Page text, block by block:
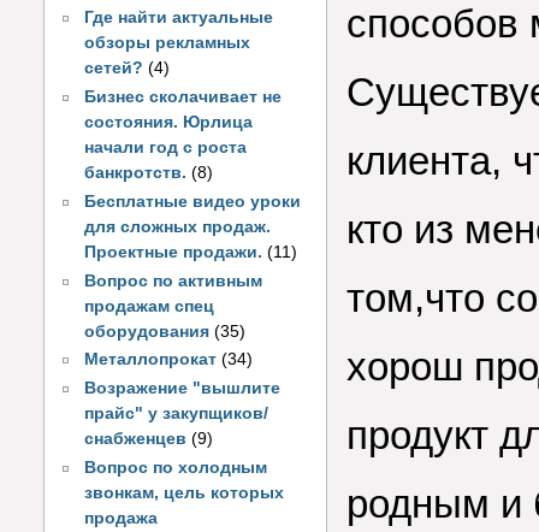
Где найти актуальные
обзоры рекламных
сетей? (4)
Бизнес сколачивает не
состояния. Юрлица
начали год с роста
банкротств. (8)
Бесплатные видео уроки
для сложных продаж.
Проектные продажи. (11)
Вопрос по активным
продажам спец
оборудования (35)
Металлопрокат (34)
Возражение "вышлите
прайс" у закупщиков/
снабженцев (9)
Вопрос по холодным
звонкам, цель которых
продажа
способов
клиента,
кто из
том,что
хорош
продукт
родным и